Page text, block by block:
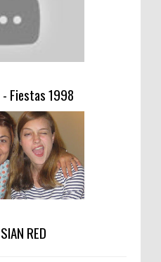
Fiestas 1998
RED